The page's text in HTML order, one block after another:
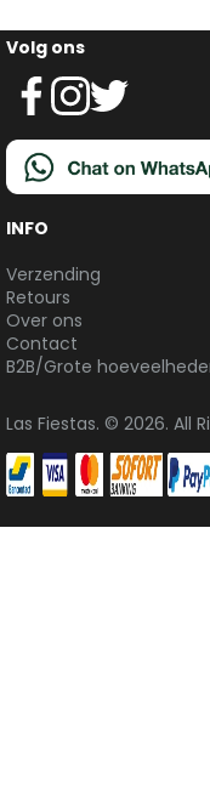
Volg ons
INFO
Verzending
Retours
Over ons
Contact
B2B/Grote
Las Fiestas. © 2026. All